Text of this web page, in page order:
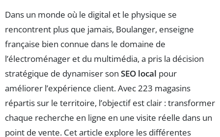
Dans un monde où le digital et le physique se
rencontrent plus que jamais, Boulanger, enseigne
française bien connue dans le domaine de
l’électroménager et du multimédia, a pris la décision
stratégique de dynamiser son SEO local pour
améliorer l’expérience client. Avec 223 magasins
répartis sur le territoire, l’objectif est clair : transformer
chaque recherche en ligne en une visite réelle dans un
point de vente. Cet article explore les différentes